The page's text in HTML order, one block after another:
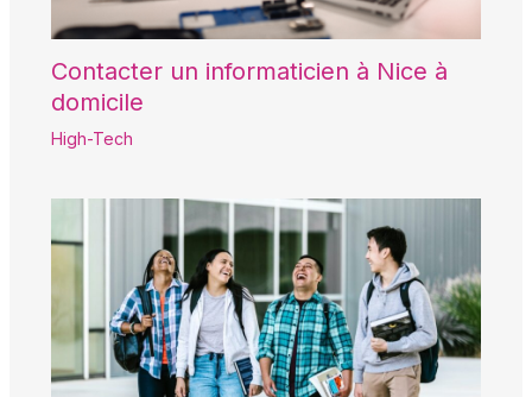
Contacter un informaticien à Nice à
domicile
High-Tech